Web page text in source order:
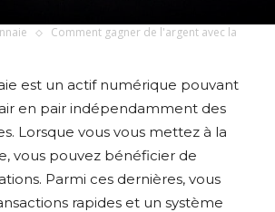
Comment gagner de l'argent avec la
est un actif numérique pouvant
en pair indépendamment des
Lorsque vous vous mettez à la
vous pouvez bénéficier de
Parmi ces dernières, vous
rapides et un système